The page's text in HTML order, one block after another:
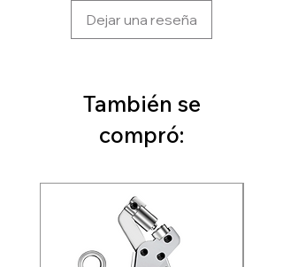
Dejar una reseña
También se
compró: